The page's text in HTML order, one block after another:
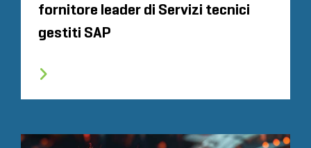
fornitore leader di Servizi tecnici
gestiti SAP